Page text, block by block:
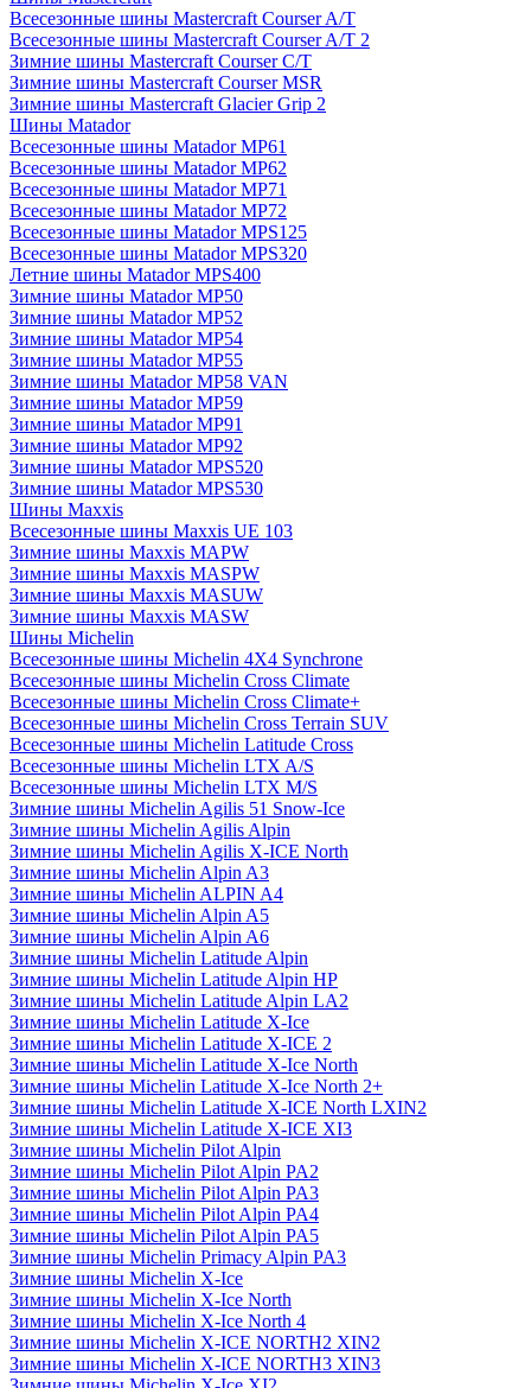
Всесезонные шины Mastercraft Courser A/T
Всесезонные шины Mastercraft Courser A/T 2
Зимние шины Mastercraft Courser C/T
Зимние шины Mastercraft Courser MSR
Зимние шины Mastercraft Glacier Grip 2
Шины Matador
Всесезонные шины Matador MP61
Всесезонные шины Matador MP62
Всесезонные шины Matador MP71
Всесезонные шины Matador MP72
Всесезонные шины Matador MPS125
Всесезонные шины Matador MPS320
Летние шины Matador MPS400
Зимние шины Matador MP50
Зимние шины Matador MP52
Зимние шины Matador MP54
Зимние шины Matador MP55
Зимние шины Matador MP58 VAN
Зимние шины Matador MP59
Зимние шины Matador MP91
Зимние шины Matador MP92
Зимние шины Matador MPS520
Зимние шины Matador MPS530
Шины Maxxis
Всесезонные шины Maxxis UE 103
Зимние шины Maxxis MAPW
Зимние шины Maxxis MASPW
Зимние шины Maxxis MASUW
Зимние шины Maxxis MASW
Шины Michelin
Всесезонные шины Michelin 4X4 Synchrone
Всесезонные шины Michelin Cross Climate
Всесезонные шины Michelin Cross Climate+
Всесезонные шины Michelin Cross Terrain SUV
Всесезонные шины Michelin Latitude Cross
Всесезонные шины Michelin LTX A/S
Всесезонные шины Michelin LTX M/S
Зимние шины Michelin Agilis 51 Snow-Ice
Зимние шины Michelin Agilis Alpin
Зимние шины Michelin Agilis X-ICE North
Зимние шины Michelin Alpin A3
Зимние шины Michelin ALPIN A4
Зимние шины Michelin Alpin A5
Зимние шины Michelin Alpin A6
Зимние шины Michelin Latitude Alpin
Зимние шины Michelin Latitude Alpin HP
Зимние шины Michelin Latitude Alpin LA2
Зимние шины Michelin Latitude X-Ice
Зимние шины Michelin Latitude X-ICE 2
Зимние шины Michelin Latitude X-Ice North
Зимние шины Michelin Latitude X-Ice North 2+
Зимние шины Michelin Latitude X-ICE North LXIN2
Зимние шины Michelin Latitude X-ICE XI3
Зимние шины Michelin Pilot Alpin
Зимние шины Michelin Pilot Alpin PA2
Зимние шины Michelin Pilot Alpin PA3
Зимние шины Michelin Pilot Alpin PA4
Зимние шины Michelin Pilot Alpin PA5
Зимние шины Michelin Primacy Alpin PA3
Зимние шины Michelin X-Ice
Зимние шины Michelin X-Ice North
Зимние шины Michelin X-Ice North 4
Зимние шины Michelin X-ICE NORTH2 XIN2
Зимние шины Michelin X-ICE NORTH3 XIN3